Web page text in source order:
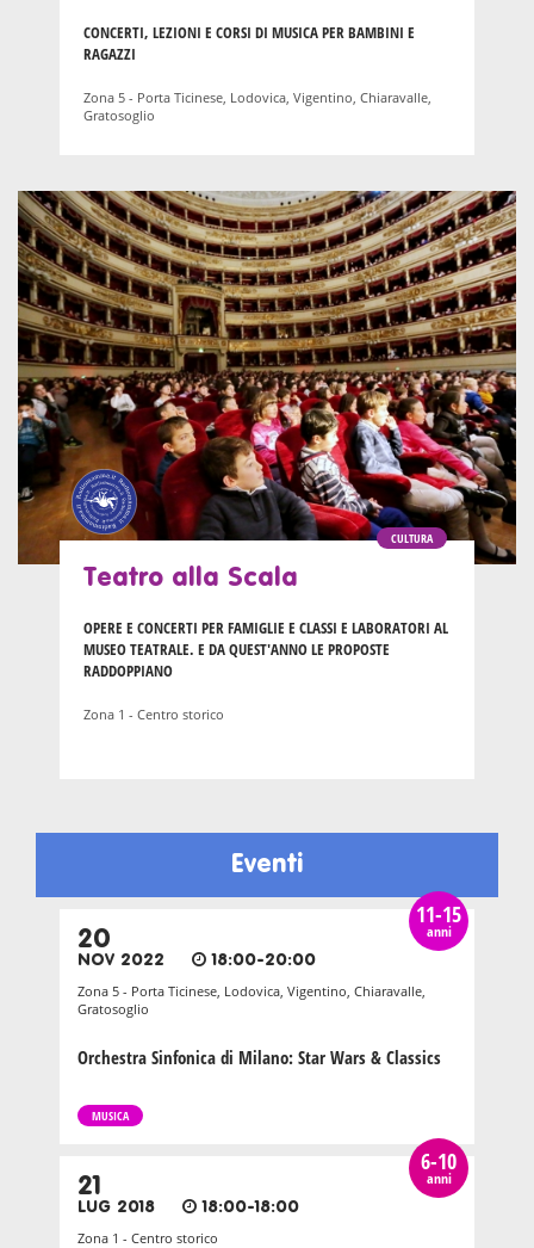
CONCERTI, LEZIONI E CORSI DI MUSICA PER BAMBINI E
RAGAZZI
Zona 5 - Porta Ticinese, Lodovica, Vigentino, Chiaravalle,
Gratosoglio
CULTURA
Teatro alla Scala
OPERE E CONCERTI PER FAMIGLIE E CLASSI E LABORATORI AL
MUSEO TEATRALE. E DA QUEST'ANNO LE PROPOSTE
RADDOPPIANO
Zona 1 - Centro storico
Eventi
11-15
anni
20
NOV 2022 18:00-20:00
Zona 5 - Porta Ticinese, Lodovica, Vigentino, Chiaravalle,
Gratosoglio
Orchestra Sinfonica di Milano: Star Wars & Classics
MUSICA
6-10
anni
21
LUG 2018 18:00-18:00
Zona 1 - Centro storico